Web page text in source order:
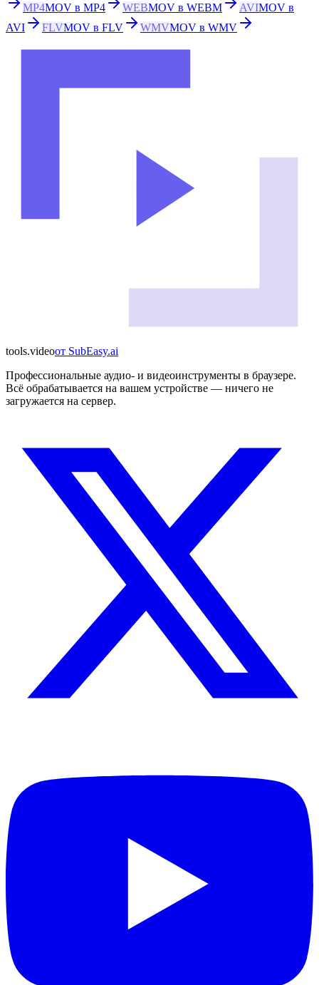
MP4MOV в MP4 WEBMOV в WEBM AVIMOV в
AVI
FLVMOV в FLV WMVMOV в WMV
tools.videoот SubEasy.ai
Профессиональные аудио- и видеоинструменты в браузере.
Всё обрабатывается на вашем устройстве — ничего не
загружается на сервер.